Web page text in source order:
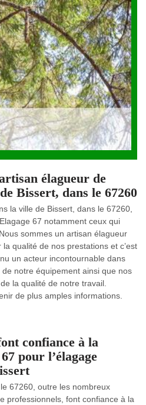
élagueur de
Bissert, dans le 67260
la ville de Bissert, dans le 67260,
67 notamment ceux qui
sommes un artisan élagueur
qualité de nos prestations et c’est
un acteur incontournable dans
notre équipement ainsi que nos
la qualité de notre travail.
de plus amples informations.
confiance à la
pour l’élagage
67260, outre les nombreux
professionnels, font confiance à la